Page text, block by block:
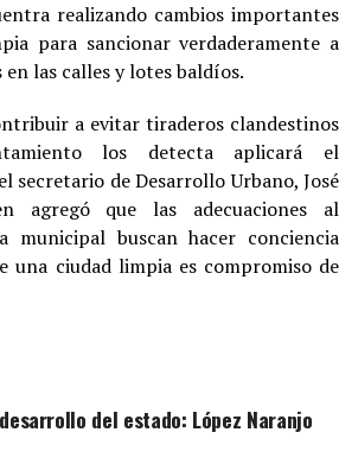
realizando cambios importantes
para sancionar verdaderamente a
las calles y lotes baldíos.
a evitar tiraderos clandestinos
los detecta aplicará el
secretario de Desarrollo Urbano, José
agregó que las adecuaciones al
municipal buscan hacer conciencia
una ciudad limpia es compromiso de
del estado: López Naranjo